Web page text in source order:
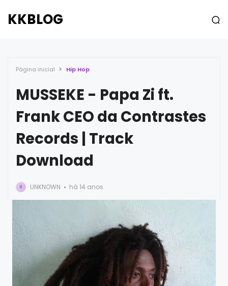
KKBLOG
Página inicial Hip Hop
MUSSEKE - Papa Zi ft.
Frank CEO da Contrastes
Records | Track
Download
U UNKNOWN há 14 anos